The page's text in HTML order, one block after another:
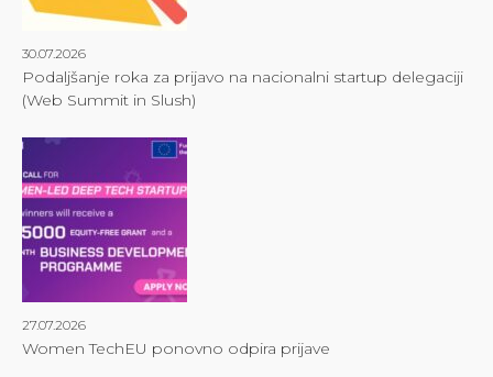
30.07.2026
Podaljšanje roka za prijavo na nacionalni startup delegaciji
(Web Summit in Slush)
27.07.2026
Women TechEU ponovno odpira prijave